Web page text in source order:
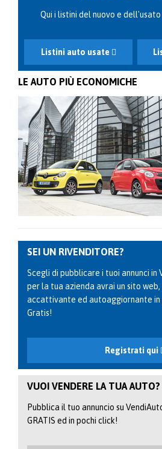
Qui i listini del nuovo e
Listini auto usate
LE AUTO PIÙ ECONOMICHE
SEI UN RIVENDITORE?
Scegli di pubblicare i tuoi annunci in
per la tua azienda avrai un sito
accattivante ed autoaggiornante in
Gratis!
Registrati qui
VUOI VENDERE LA TUA AUTO?
Pubblica il tuo annuncio su
GRATIS ed in pochi click!